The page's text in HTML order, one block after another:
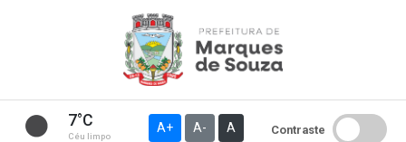
7°C
Céu limpo
A+ A- A Contraste